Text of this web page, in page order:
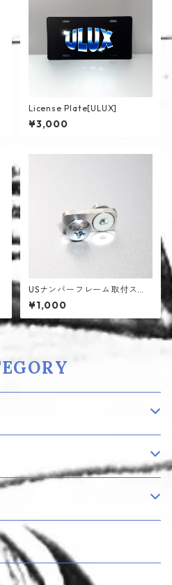
License Plate[ULUX]
¥3,000
USナンバーフレーム取付ステ
ー
¥1,000